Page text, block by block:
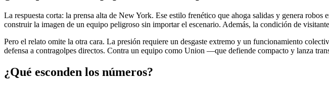
La respuesta corta: la prensa alta de New York. Ese estilo frenético que ahoga salidas y genera
construir la imagen de un equipo peligroso sin importar el escenario. Además, la condición de
Pero el relato omite la otra cara. La presión requiere un desgaste extremo y un funcionamiento
defensa a contragolpes directos. Contra un equipo como Union —que defiende compacto y lanza
¿Qué esconden los números?